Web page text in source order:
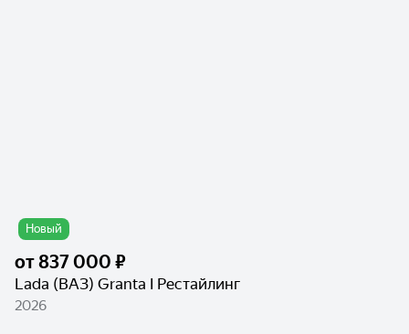
Новый
от837 000 ₽
Lada (ВАЗ) Granta I Рестайлинг
2026